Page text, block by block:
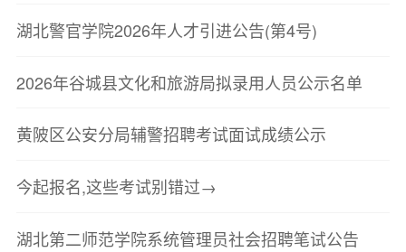
湖北警官学院2026年人才引进公告(第4号)
2026年谷城县文化和旅游局拟录用人员公示名单
黄陂区公安分局辅警招聘考试面试成绩公示
今起报名,这些考试别错过→
湖北第二师范学院系统管理员社会招聘笔试公告